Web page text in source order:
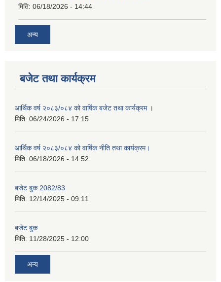
मिति: 06/18/2026 - 14:44
अन्य
बजेट तथा कार्यक्रम
आर्थिक वर्ष २०८३/०८४ को वार्षिक बजेट तथा कार्यक्रम ।
मिति: 06/24/2026 - 17:15
आर्थिक वर्ष २०८३/०८४ को वार्षिक नीति तथा कार्यक्रम।
मिति: 06/18/2026 - 14:52
बजेट बुक 2082/83
मिति: 12/14/2025 - 09:11
बजेट बुक
मिति: 11/28/2025 - 12:00
अन्य